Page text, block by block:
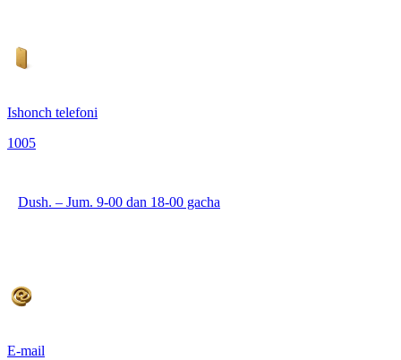
Ishonch telefoni
1005
Dush. – Jum. 9-00 dan 18-00 gacha
E-mail